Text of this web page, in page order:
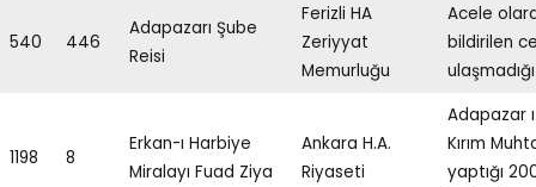
540 446
Adapazarı Şube
Reisi
Ferizli HA
Zeriyyat
Memurluğu
Acele
bildirilen
1198 8
Erkan-ı Harbiye
Miralayı Fuad Ziya
Ankara H.A.
Riyaseti
Adapazar
Kırım
yaptığı